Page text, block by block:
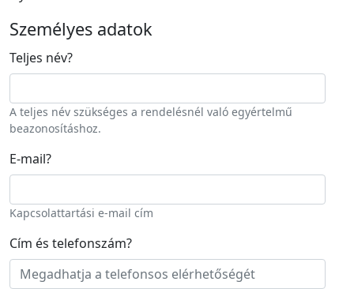
Személyes adatok
Teljes név?
A teljes név szükséges a rendelésnél való egyértelmű
beazonosításhoz.
E-mail?
Kapcsolattartási e-mail cím
Cím és telefonszám?